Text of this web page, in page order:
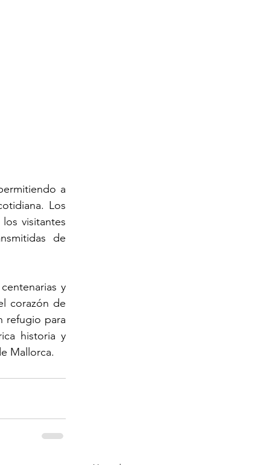
a
Los
visitantes
de
y
corazón de
refugio para
historia y
Mallorca.